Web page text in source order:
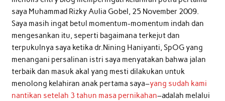
saya Muhammad Rizky Aulia Gobel, 25 November 2009.
Saya masih ingat betul momentum-momentum indah dan
mengesankan itu, seperti bagaimana terkejut dan
terpukulnya saya ketika dr.Nining Haniyanti, SpOG yang
menangani persalinan istri saya menyatakan bahwa jalan
terbaik dan masuk akal yang mesti dilakukan untuk
menolong kelahiran anak pertama saya–yang sudah kami
nantikan setelah 3 tahun masa pernikahan–adalah melalui